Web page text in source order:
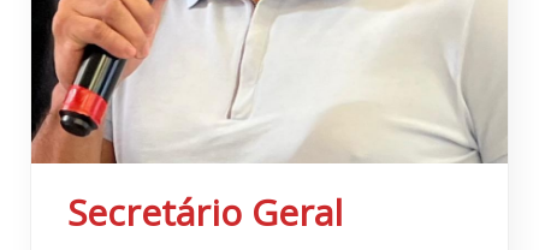
Secretário Geral